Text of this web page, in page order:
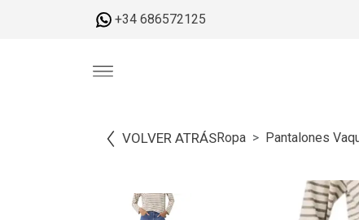
+34 686572125
VOLVER ATRÁSRopa Pantalones